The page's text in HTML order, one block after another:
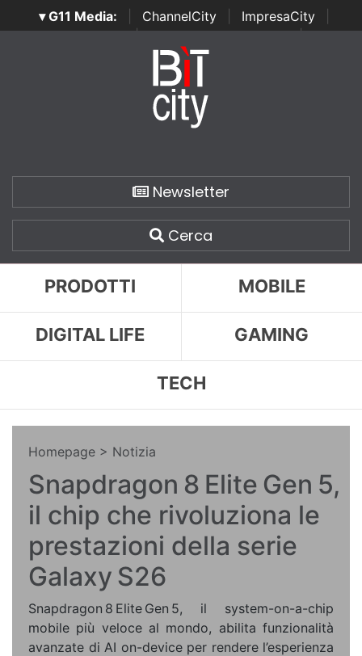
▾ G11 Media: ChannelCity ImpresaCity
SecurityOpenLab | Italian Channel Awards | Italian
Italian Security Awards
Newsletter
Cerca
PRODOTTI MOBILE
DIGITAL LIFE GAMING
TECH
Homepage > Notizia
Snapdragon 8 Elite Gen 5,
il chip che rivoluziona le
prestazioni della serie
Galaxy S26
Snapdragon 8 Elite Gen 5, il system-on-a-chip
mobile più veloce al mondo, abilita funzionalità
avanzate di AI on-device per rendere l’esperienza